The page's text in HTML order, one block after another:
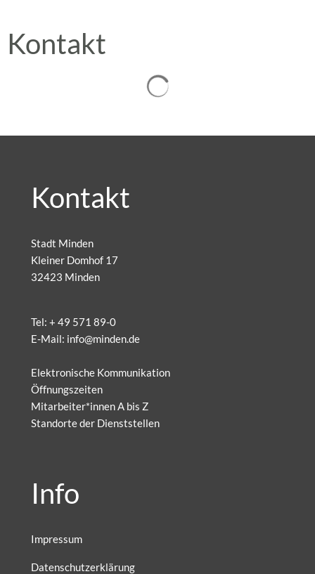
Kontakt
Kontakt
Stadt Minden
Kleiner Domhof 17
32423 Minden
Tel: + 49 571 89-0
E-Mail: info@minden.de
Elektronische Kommunikation
Öffnungszeiten
Mitarbeiter*innen A bis Z
Standorte der Dienststellen
Info
Impressum
Datenschutzerklärung